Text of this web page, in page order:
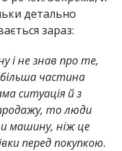
детально
зараз:
і не знав про те,
частина
ситуація й з
то люди
машину, ніж це
перед покупкою.